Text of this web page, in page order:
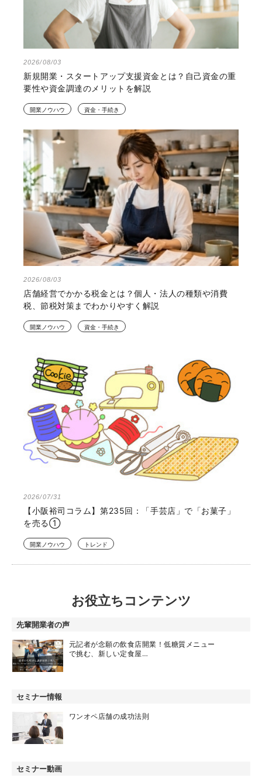
2026/08/03
新規開業・スタートアップ支援資金とは？自己資金の重
要性や資金調達のメリットを解説
開業ノウハウ 資金・手続き
2026/08/03
店舗経営でかかる税金とは？個人・法人の種類や消費
税、節税対策までわかりやすく解説
開業ノウハウ 資金・手続き
2026/07/31
【小阪裕司コラム】第235回：「手芸店」で「お菓子」
を売る①
開業ノウハウ トレンド
お役立ちコンテンツ
先輩開業者の声
元記者が念願の飲食店開業！低糖質メニュー
で挑む、新しい定食屋…
セミナー情報
ワンオペ店舗の成功法則
セミナー動画